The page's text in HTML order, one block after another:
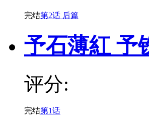
完结第2话 后篇
予石薄紅 予
评分:
完结第1话